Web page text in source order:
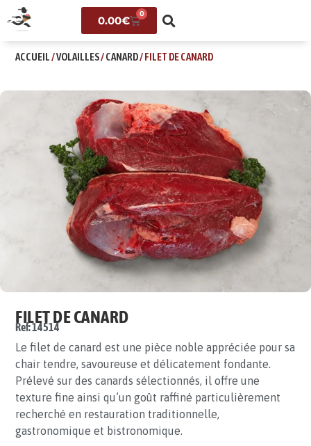
0.00€
0
ACCUEIL/VOLAILLES/CANARD/ FILET DE CANARD
FILET DE CANARD
Ref: 14514
Le filet de canard est une pièce noble appréciée pour sa
chair tendre, savoureuse et délicatement fondante.
Prélevé sur des canards sélectionnés, il offre une
texture fine ainsi qu’un goût raffiné particulièrement
recherché en restauration traditionnelle,
gastronomique et bistronomique.